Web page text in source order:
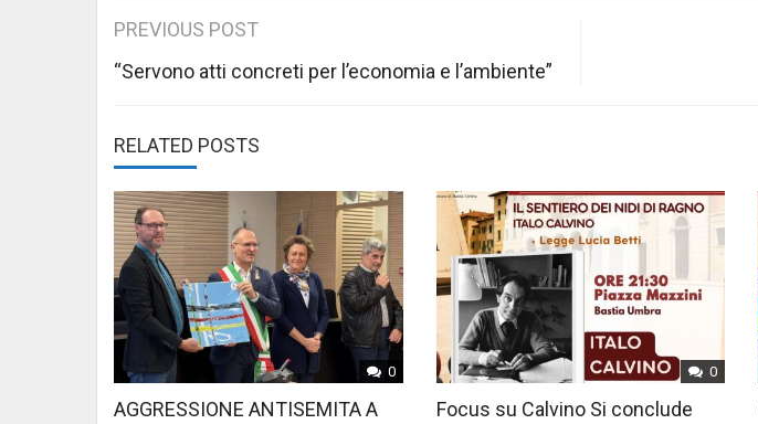
Post
navigation
PREVIOUS POST
“Servono atti concreti per l’economia e l’ambiente”
RELATED POSTS
0
AGGRESSIONE ANTISEMITA A
0
Focus su Calvino Si conclude